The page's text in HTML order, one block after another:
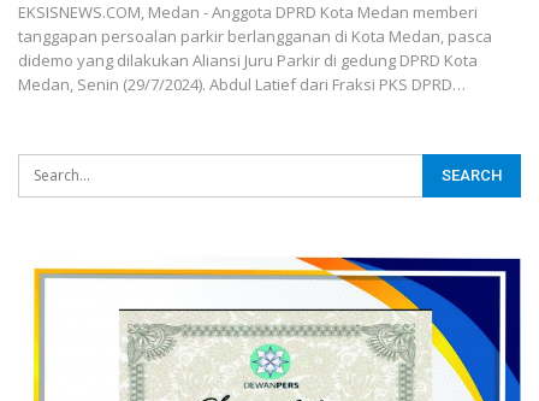
EKSISNEWS.COM, Medan - Anggota DPRD Kota Medan memberi
tanggapan persoalan parkir berlangganan di Kota Medan, pasca
didemo yang dilakukan Aliansi Juru Parkir di gedung DPRD Kota
Medan, Senin (29/7/2024). Abdul Latief dari Fraksi PKS DPRD…